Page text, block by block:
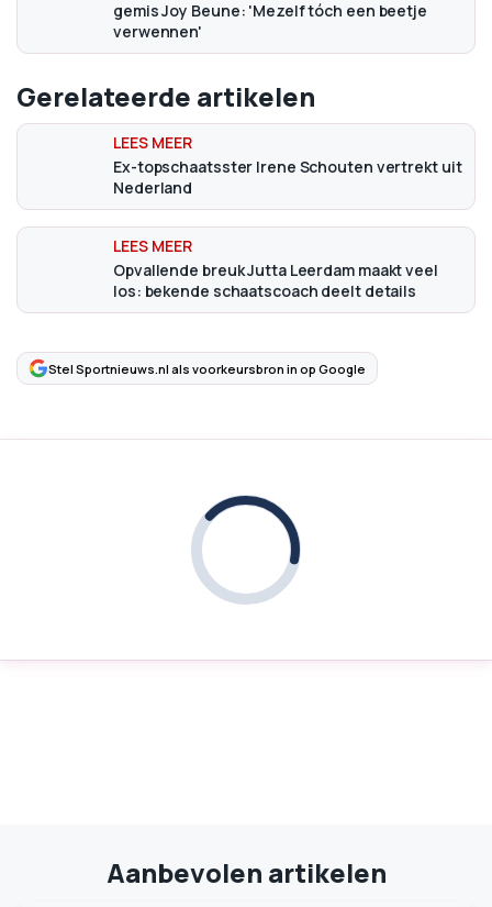
gemis Joy Beune: 'Mezelf tóch een beetje
verwennen'
Gerelateerde artikelen
Ex-topschaatsster Irene Schouten vertrekt uit
Nederland
Opvallende breuk Jutta Leerdam maakt veel
los: bekende schaatscoach deelt details
Stel Sportnieuws.nl als voorkeursbron in op Google
Aanbevolen artikelen